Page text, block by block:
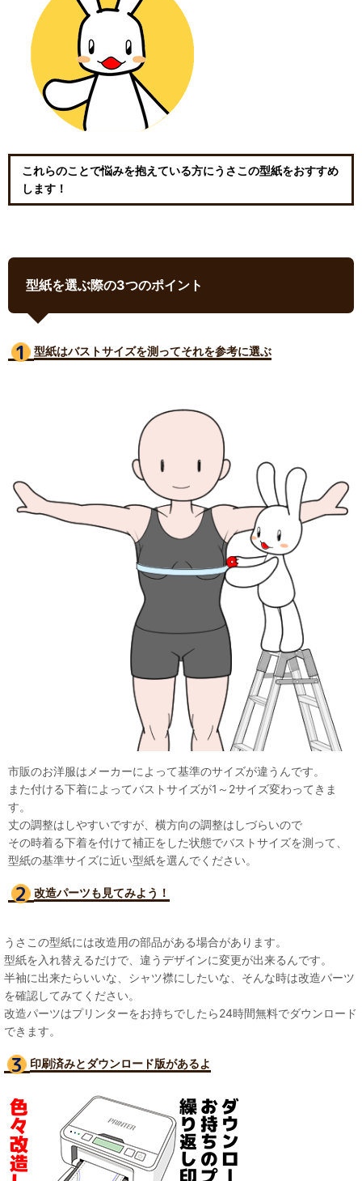
これらのことで悩みを抱えている方にうさこの型紙をおすすめ
します！
型紙を選ぶ際の3つのポイント
型紙はバストサイズを測ってそれを参考に選ぶ
市販のお洋服はメーカーによって基準のサイズが違うんです。
また付ける下着によってバストサイズが1～2サイズ変わってきま
す。
丈の調整はしやすいですが、横方向の調整はしづらいので
その時着る下着を付けて補正をした状態でバストサイズを測って、
型紙の基準サイズに近い型紙を選んでください。
改造パーツも見てみよう！
うさこの型紙には改造用の部品がある場合があります。
型紙を入れ替えるだけで、違うデザインに変更が出来るんです。
半袖に出来たらいいな、シャツ襟にしたいな、そんな時は改造パーツ
を確認してみてください。
改造パーツはプリンターをお持ちでしたら24時間無料でダウンロード
できます。
印刷済みとダウンロード版があるよ